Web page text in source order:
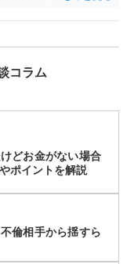
談した方がよいかと
コラム
どお金がない場合
ポイントを解説
倫相手から揺すら